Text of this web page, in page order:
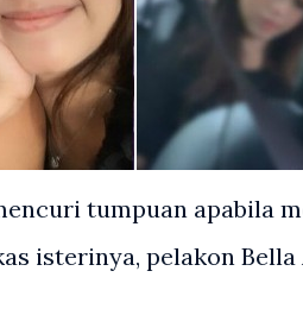
tumpuan apabila
isterinya, pelakon